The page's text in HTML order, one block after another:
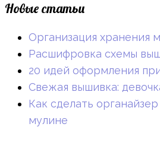
Новые статьи
Организация хранения
Расшифровка схемы
20 идей оформления
Свежая вышивка:
Как сделать
мулине